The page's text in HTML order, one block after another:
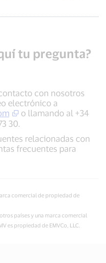
tu pregunta?
con nosotros
electrónico a
o llamando al +34
30.
relacionadas con
frecuentes para
comercial de propiedad de
países y una marca comercial
es propiedad de EMVCo, LLC.